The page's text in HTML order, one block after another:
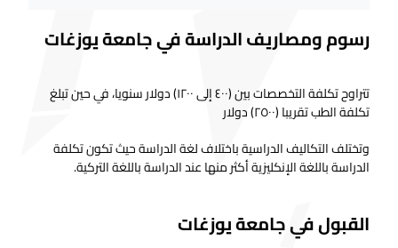
رسوم ومصاريف الدراسة في جامعة يوزغات
تتراوح تكلفة التخصصات بين (٤٠٠ إلى ١٢٠٠) دولار سنويا، في حين تبلغ
تكلفة الطب تقريبا (٢٥٠٠) دولار
وتختلف التكاليف الدراسية باختلاف لغة الدراسة حيث تكون تكلفة
الدراسة باللغة الإنكليزية أكثر منها عند الدراسة باللغة التركية.
القبول في جامعة يوزغات